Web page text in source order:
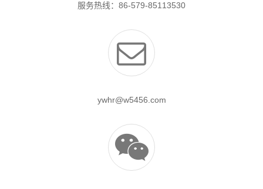
服务热线：86-579-85113530
ywhr@w5456.com